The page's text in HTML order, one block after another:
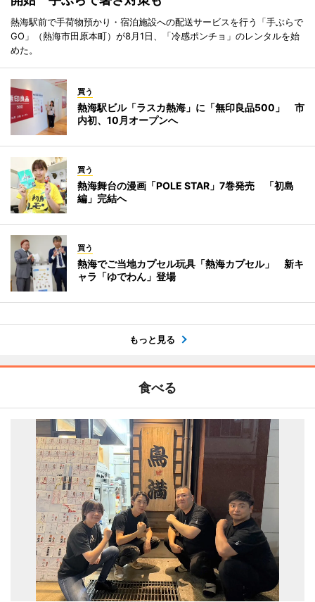
熱海駅前で手荷物預かり・宿泊施設への配送サービスを行う「手ぶらで
GO」（熱海市田原本町）が8月1日、「冷感ポンチョ」のレンタルを始
めた。
買う
熱海駅ビル「ラスカ熱海」に「無印良品500」 市
内初、10月オープンへ
買う
熱海舞台の漫画「POLE STAR」7巻発売 「初島
編」完結へ
買う
熱海でご当地カプセル玩具「熱海カプセル」 新キ
ャラ「ゆでわん」登場
もっと見る
食べる